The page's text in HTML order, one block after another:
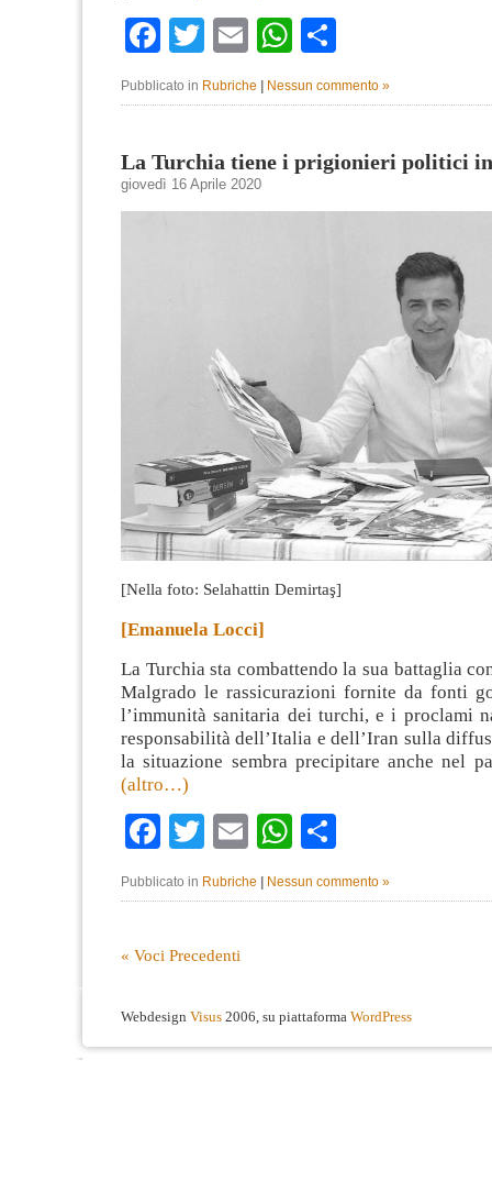
Facebook
TwitterEmailWhatsApp
Pubblicato in Rubriche | Nessun commento »
La Turchia tiene i prigionieri politici
giovedì 16 Aprile 2020
[Nella foto: Selahattin Demirtaş]
[Emanuela Locci]
La Turchia sta combattendo la sua battaglia
Malgrado le rassicurazioni fornite da fonti
l’immunità sanitaria dei turchi, e i proclami
responsabilità dell’Italia e dell’Iran sulla
la situazione sembra precipitare anche nel
(altro…)
Facebook
TwitterEmailWhatsApp
Pubblicato in Rubriche Nessun commento »
« Voci Precedenti
Webdesign Visus 2006, su piattaforma WordPress